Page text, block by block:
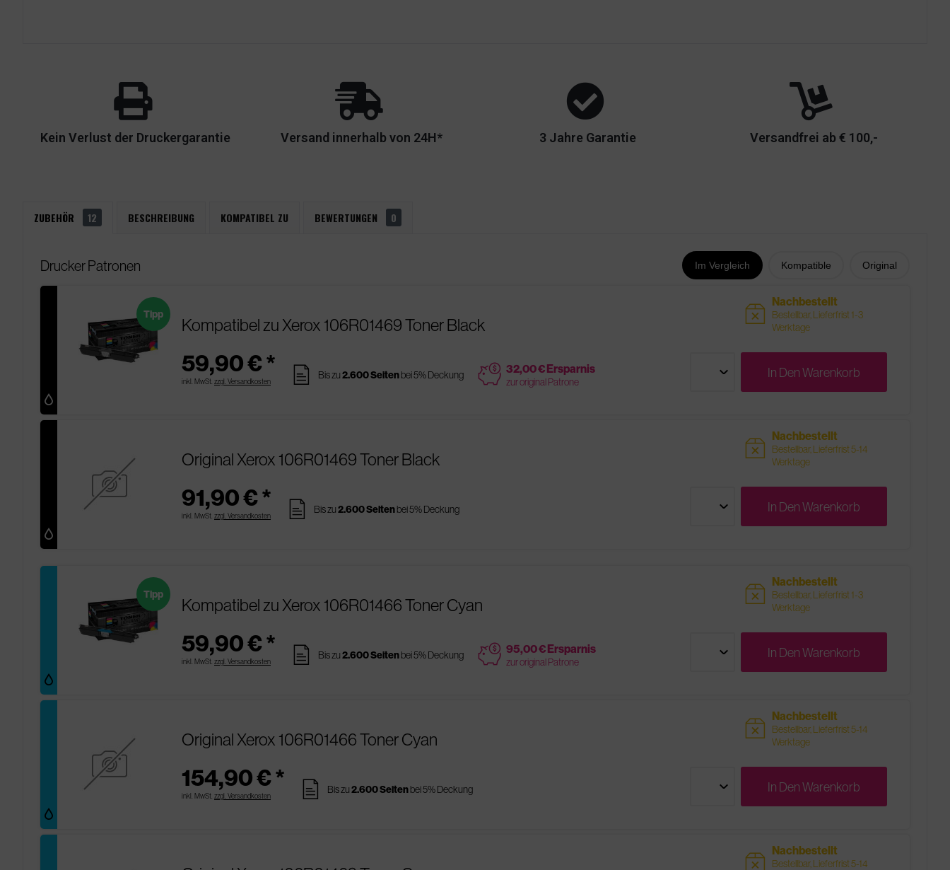
Kein Verlust der Druckergarantie Versand innerhalb von 24H* 3 Jahre Garantie Versandfrei ab € 100,-
ZUBEHÖR 12 BESCHREIBUNG KOMPATIBEL ZU BEWERTUNGEN 0
Im Vergleich Kompatible Original
Drucker Patronen
Kompatibel zu Xerox 106R01469 Toner Black
59,90 € *
inkl. MwSt. zzgl. Versandkosten
Tipp
pages Bis zu2.600 Seitenbei 5% Deckung price 32,00 € Ersparnis
zur original Patrone
sold Nachbestellt
Bestellbar, Lieferfrist 1-3
Werktage
In DenWarenkorb
Original Xerox 106R01469 Toner Black
91,90 € *
inkl. MwSt. zzgl. Versandkosten pages Bis zu2.600 Seitenbei 5% Deckung
sold Nachbestellt
Bestellbar, Lieferfrist 5-14
Werktage
In DenWarenkorb
Kompatibel zu Xerox 106R01466 Toner Cyan
59,90 € *
inkl. MwSt. zzgl. Versandkosten
Tipp
pages Bis zu2.600 Seitenbei 5% Deckung price 95,00 € Ersparnis
zur original Patrone
sold Nachbestellt
Bestellbar, Lieferfrist 1-3
Werktage
In DenWarenkorb
Original Xerox 106R01466 Toner Cyan
154,90 € *
inkl. MwSt. zzgl. Versandkosten pages Bis zu2.600 Seitenbei 5% Deckung
sold Nachbestellt
Bestellbar, Lieferfrist 5-14
Werktage
In DenWarenkorb
sold Nachbestellt
Bestellbar, Lieferfrist 5-14